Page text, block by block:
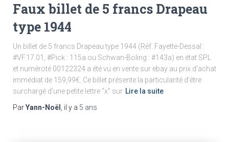
Faux billet de 5 francs Drapeau
type 1944
Un billet de 5 francs Drapeau type 1944 (Réf. Fayette-Dessal :
#VF.17.01, #Pick : 115a ou Schwan-Boling : #143a) en état SPL
et numéroté 00122324 a été vu en vente sur ebay au prix d’achat
immédiat de 159,99€. Ce billet présente la particularité d’être
surchargé d’une petite lettre “x” sur Lire la suite
ParYann-Noël , il y a 5 ans